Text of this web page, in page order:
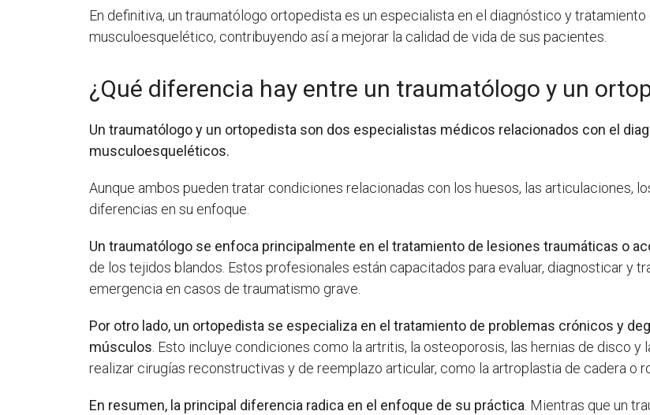
En definitiva, un traumatólogo ortopedista es un especialista en el diagnóstico y
musculoesquelético, contribuyendo así a mejorar la calidad de vida de sus pacientes.
¿Qué diferencia hay entre un traumatólogo y un
Un traumatólogo y un ortopedista son dos especialistas médicos relacionados con el
musculoesqueléticos.
Aunque ambos pueden tratar condiciones relacionadas con los huesos, las articulaciones,
diferencias en su enfoque.
Un traumatólogo se enfoca principalmente en el tratamiento de lesiones traumáticas o
de los tejidos blandos. Estos profesionales están capacitados para evaluar, diagnosticar y
emergencia en casos de traumatismo grave.
Por otro lado, un ortopedista se especializa en el tratamiento de problemas crónicos y
músculos. Esto incluye condiciones como la artritis, la osteoporosis, las hernias de disco
realizar cirugías reconstructivas y de reemplazo articular, como la artroplastia de cadera o
En resumen, la principal diferencia radica en el enfoque de su práctica. Mientras que un